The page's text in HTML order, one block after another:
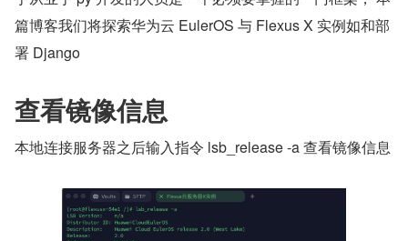
篇博客我们将探索华为云 EulerOS 与 Flexus X 实例如和部
署 Django
查看镜像信息
本地连接服务器之后输入指令 lsb_release -a 查看镜像信息